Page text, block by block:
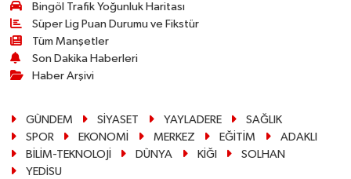
Bingöl Trafik Yoğunluk Haritası
Süper Lig Puan Durumu ve Fikstür
Tüm Manşetler
Son Dakika Haberleri
Haber Arşivi
GÜNDEM SİYASET YAYLADERE
SAĞLIK
SPOR
EKONOMİ MERKEZ EĞİTİM
ADAKLI
BİLİM-TEKNOLOJİ
DÜNYA KİĞI
SOLHAN
YEDİSU